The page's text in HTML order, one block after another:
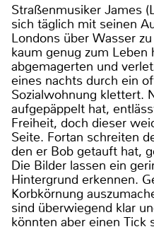
Straßenmusiker James
sich täglich mit seinen
Londons über Wasser
kaum genug zum
abgemagerten und
eines nachts durch ein
Sozialwohnung klettert.
aufgepäppelt hat,
Freiheit, doch dieser
Seite. Fortan schreiten
den er Bob getauft hat,
Die Bilder lassen ein
Hintergrund erkennen.
Korbkörnung
sind überwiegend klar
könnten aber einen Tick